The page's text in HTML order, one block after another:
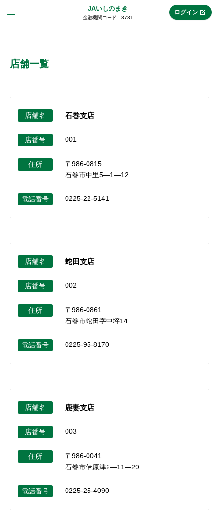
JAいしのまき
金融機関コード : 3731
JAネットバンクトップ
メリット
機能・サービス
使い方
困った時は
ログイン
店舗一覧
店舗名 石巻支店
店番号 001
住所
〒986-0815
石巻市中里5―1―12
電話番号 0225-22-5141
店舗名 蛇田支店
店番号 002
住所
〒986-0861
石巻市蛇田字中埣14
電話番号 0225-95-8170
店舗名 鹿妻支店
店番号 003
住所
〒986-0041
石巻市伊原津2―11―29
電話番号 0225-25-4090